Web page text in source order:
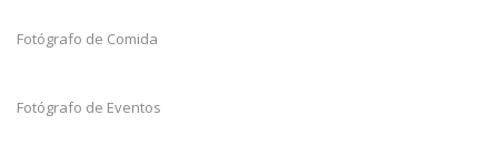
Fotógrafo de Comida
Fotógrafo de Eventos